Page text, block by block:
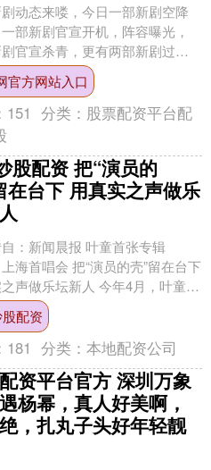
动态来喽，今日一部新剧空降
部新剧官宣开机，阵容曝光，
官宣杀青，更有两部新剧过审
瞧瞧都是什么剧吧！ 领衔主
洛绒、王俊笔 特....
官方网站入口
151 分类： 股票配资平台配
股配资 把“演员的
在台下 用真实之声做乐
：新闻晨报 叶童首张专辑
上海首唱会 把“演员的壳”留在台下
声做乐坛新人 今年4月，叶童发
个人专辑《童》，7首歌叶童全
策划....
配资
181 分类：本地配资公司
资平台官方 深圳万象
杨幂，真人好美啊，
，扎丸子头好年轻靓